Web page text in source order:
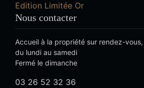
Edition Limitée Or
Nous contacter
Accueil à la propriété sur rendez-vous,
du lundi au samedi
Fermé le dimanche
03 26 52 32 36